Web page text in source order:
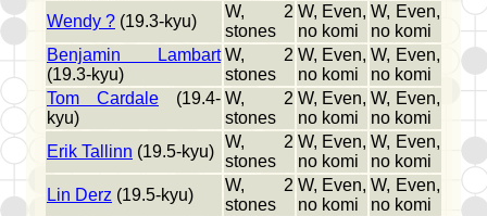
Wendy ? (19.3-kyu)
W, 2
stones
W, Even,
no komi
W, Even,
no komi
Benjamin Lambart
(19.3-kyu)
W, 2
stones
W, Even,
no komi
W, Even,
no komi
Tom Cardale (19.4-
kyu)
W, 2
stones
W, Even,
no komi
W, Even,
no komi
Erik Tallinn (19.5-kyu)
W, 2
stones
W, Even,
no komi
W, Even,
no komi
Lin Derz (19.5-kyu)
W, 2
stones
W, Even,
no komi
W, Even,
no komi